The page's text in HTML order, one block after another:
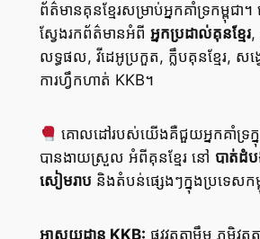
ព័ត៌មានគុនខ្មែរសម្រាប់អ្នកគាំទ្រកម្ពុជា
ស្វែងរកព័ត៌មានអំពី អ្នកប្រដាល់គុនខ្មែរ,
លទ្ធផល, វីដេអូប្រកួត, ក្លឹបគុនខ្មែរ, ស
ការហ្វឹកហាត់ KKB។
គោលដៅរបស់យើងគឺជួយអ្នកគាំទ្រក្
បានងាយស្រួល អំពីគុនខ្មែរ នៅ បាត់ដំ
សៀមរាបនិងតំបន់ផ្សេងៗក្នុងប្រទេសកម្
អាសយដ្ឋាន KKB: ផ្លូវវត្តតាមឹម ភូមិវត្